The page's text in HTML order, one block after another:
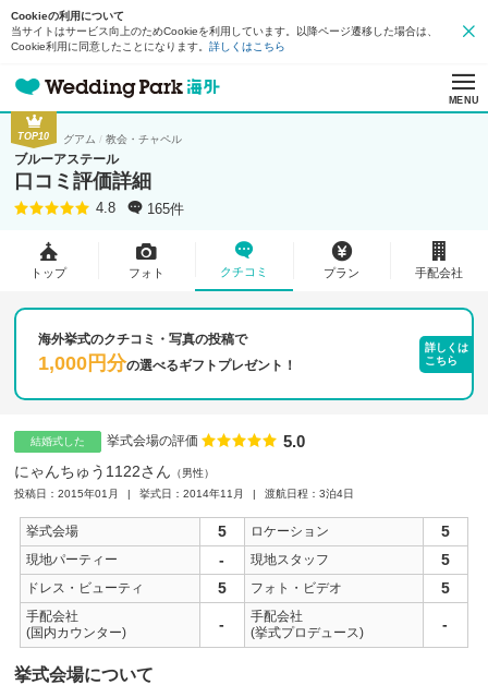
Cookieの利用について
当サイトはサービス向上のためCookieを利用しています。以降ページ遷移した場合は、
Cookie利用に同意したことになります。 詳しくはこちら
MENU
TOP10 グアム 教会・チャペル
ブルーアステール
口コミ評価詳細
4.8 165件
トップ フォト クチコミ プラン 手配会社
海外挙式のクチコミ・写真の投稿で
1,000円分の選べるギフトプレゼント！
詳しくは
こちら
結婚式した 挙式会場の評価 点数
5.0
にゃんちゅう1122さん
男性
投稿日：2015年01月
挙式日：2014年11月 渡航日程：3泊4日
挙式会場 5 ロケーション 5
現地パーティー - 現地スタッフ 5
ドレス・ビューティ 5 フォト・ビデオ 5
手配会社
(国内カウンター)
-
手配会社
(挙式プロデュース)
-
挙式会場について